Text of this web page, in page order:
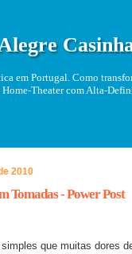
em Portugal. Como
Home-Theater com Alta-
2010
Tomadas - Power Post
que muitas dores